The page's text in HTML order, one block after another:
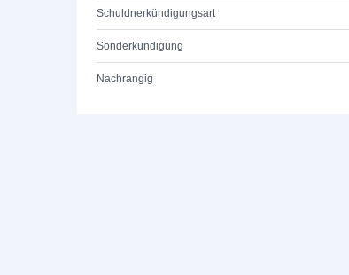
Schuldnerkündigungsart
Sonderkündigung
Nachrangig